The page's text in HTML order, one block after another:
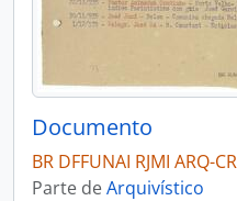
Documento
BR DFFUNAI RJMI ARQ-
Parte deArquivístico